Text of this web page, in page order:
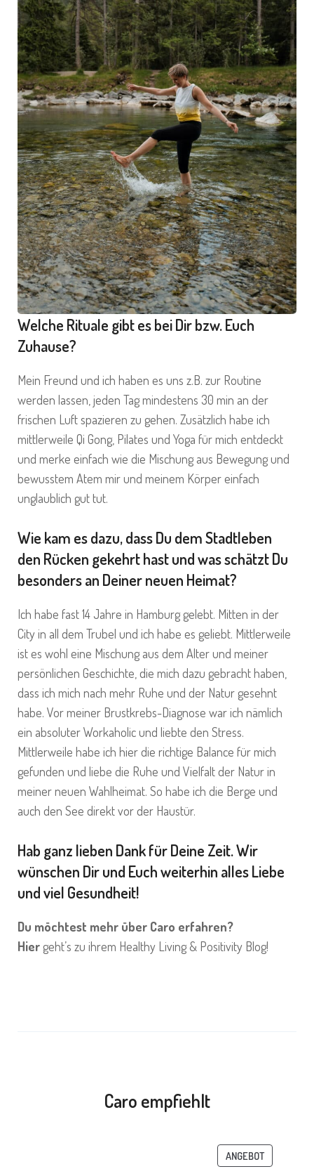
Welche Rituale gibt es bei Dir bzw. Euch
Zuhause?
Mein Freund und ich haben es uns z.B. zur Routine
werden lassen, jeden Tag mindestens 30 min an der
frischen Luft spazieren zu gehen. Zusätzlich habe ich
mittlerweile Qi Gong, Pilates und Yoga für mich entdeckt
und merke einfach wie die Mischung aus Bewegung und
bewusstem Atem mir und meinem Körper einfach
unglaublich gut tut.
Wie kam es dazu, dass Du dem Stadtleben
den Rücken gekehrt hast und was schätzt Du
besonders an Deiner neuen Heimat?
Ich habe fast 14 Jahre in Hamburg gelebt. Mitten in der
City in all dem Trubel und ich habe es geliebt. Mittlerweile
ist es wohl eine Mischung aus dem Alter und meiner
persönlichen Geschichte, die mich dazu gebracht haben,
dass ich mich nach mehr Ruhe und der Natur gesehnt
habe. Vor meiner Brustkrebs-Diagnose war ich nämlich
ein absoluter Workaholic und liebte den Stress.
Mittlerweile habe ich hier die richtige Balance für mich
gefunden und liebe die Ruhe und Vielfalt der Natur in
meiner neuen Wahlheimat. So habe ich die Berge und
auch den See direkt vor der Haustür.
Hab ganz lieben Dank für Deine Zeit. Wir
wünschen Dir und Euch weiterhin alles Liebe
und viel Gesundheit!
Du möchtest mehr über Caro erfahren?
Hiergeht’s zu ihrem Healthy Living & Positivity Blog!
Caro empfiehlt
ANGEBOTPRODUKT